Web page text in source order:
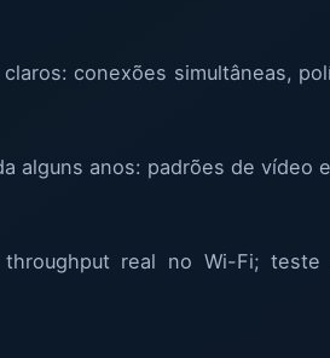
conexões simultâneas,
alguns anos: padrões de vídeo
real no Wi-Fi;